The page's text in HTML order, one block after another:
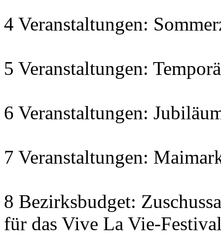
4 Veranstaltungen:
5 Veranstaltungen:
6 Veranstaltungen:
7 Veranstaltungen:
8 Bezirksbudget:
für das Vive La Vie-